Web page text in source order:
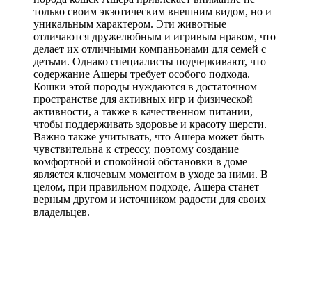
только своим экзотическим внешним видом, но и
уникальным характером. Эти животные
отличаются дружелюбным и игривым нравом, что
делает их отличными компаньонами для семей с
детьми. Однако специалисты подчеркивают, что
содержание Ашеры требует особого подхода.
Кошки этой породы нуждаются в достаточном
пространстве для активных игр и физической
активности, а также в качественном питании,
чтобы поддерживать здоровье и красоту шерсти.
Важно также учитывать, что Ашера может быть
чувствительна к стрессу, поэтому создание
комфортной и спокойной обстановки в доме
является ключевым моментом в уходе за ними. В
целом, при правильном подходе, Ашера станет
верным другом и источником радости для своих
владельцев.